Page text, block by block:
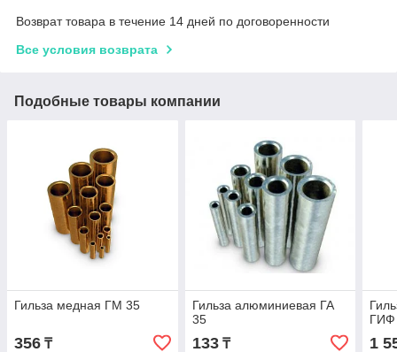
Возврат товара в течение 14 дней по договоренности
Все условия возврата
Подобные товары компании
Гильза медная ГМ 35
356 ₸
Гильза алюминиевая ГА
35
133₸
ГИФ
1